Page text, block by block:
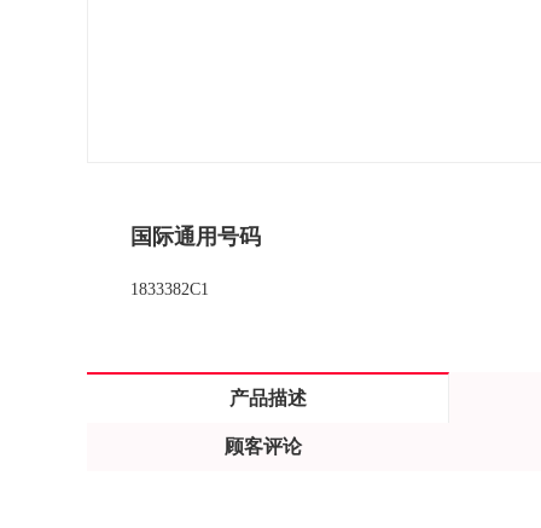
国际通用号码
1833382C1
产品描述
顾客评论